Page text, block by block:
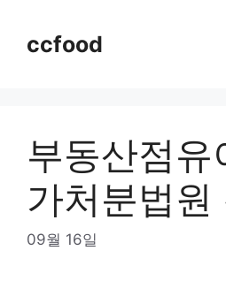
contentccfood
부동산점유
가처분법원
09월 16일